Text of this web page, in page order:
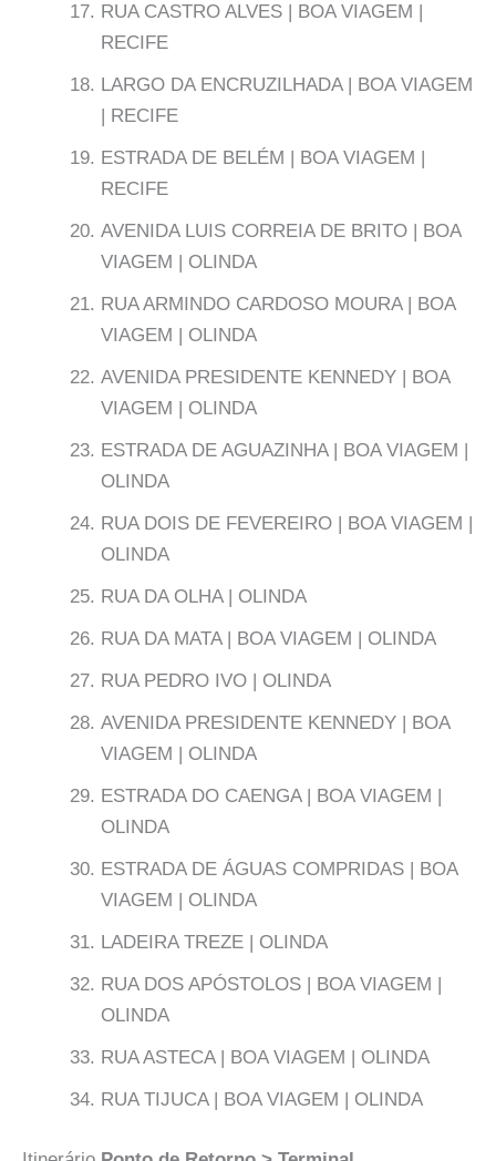
RUA CASTRO ALVES | BOA VIAGEM |
RECIFE
LARGO DA ENCRUZILHADA | BOA VIAGEM
| RECIFE
ESTRADA DE BELÉM | BOA VIAGEM |
RECIFE
AVENIDA LUIS CORREIA DE BRITO | BOA
VIAGEM | OLINDA
RUA ARMINDO CARDOSO MOURA | BOA
VIAGEM | OLINDA
AVENIDA PRESIDENTE KENNEDY | BOA
VIAGEM | OLINDA
ESTRADA DE AGUAZINHA | BOA VIAGEM |
OLINDA
RUA DOIS DE FEVEREIRO | BOA VIAGEM |
OLINDA
RUA DA OLHA | OLINDA
RUA DA MATA | BOA VIAGEM | OLINDA
RUA PEDRO IVO | OLINDA
AVENIDA PRESIDENTE KENNEDY | BOA
VIAGEM | OLINDA
ESTRADA DO CAENGA | BOA VIAGEM |
OLINDA
ESTRADA DE ÁGUAS COMPRIDAS | BOA
VIAGEM | OLINDA
LADEIRA TREZE | OLINDA
RUA DOS APÓSTOLOS | BOA VIAGEM |
OLINDA
RUA ASTECA | BOA VIAGEM | OLINDA
RUA TIJUCA | BOA VIAGEM | OLINDA